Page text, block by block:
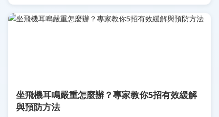
坐飛機耳鳴嚴重怎麼辦？專家教你5招有效緩解
與預防方法